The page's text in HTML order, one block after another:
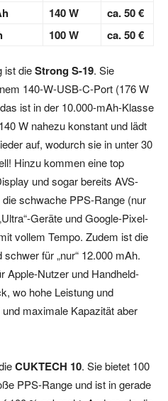
140 W
ca. 50 €
100 W ca. 50 €
ist dieStrong S-19. Sie
140-W-USB-C-Port (176 W
ist in der 10.000-mAh-Klasse
W nahezu konstant und lädt
auf, wodurch sie in unter 30
Hinzu kommen eine top
und sogar bereits AVS-
schwache PPS-Range (nur
Geräte und Google-Pixel-
vollem Tempo. Zudem ist die
für „nur“ 12.000 mAh.
Apple-Nutzer und Handheld-
wo hohe Leistung und
maximale Kapazität aber
CUKTECH 10. Sie bietet 100
PPS-Range und ist in gerade